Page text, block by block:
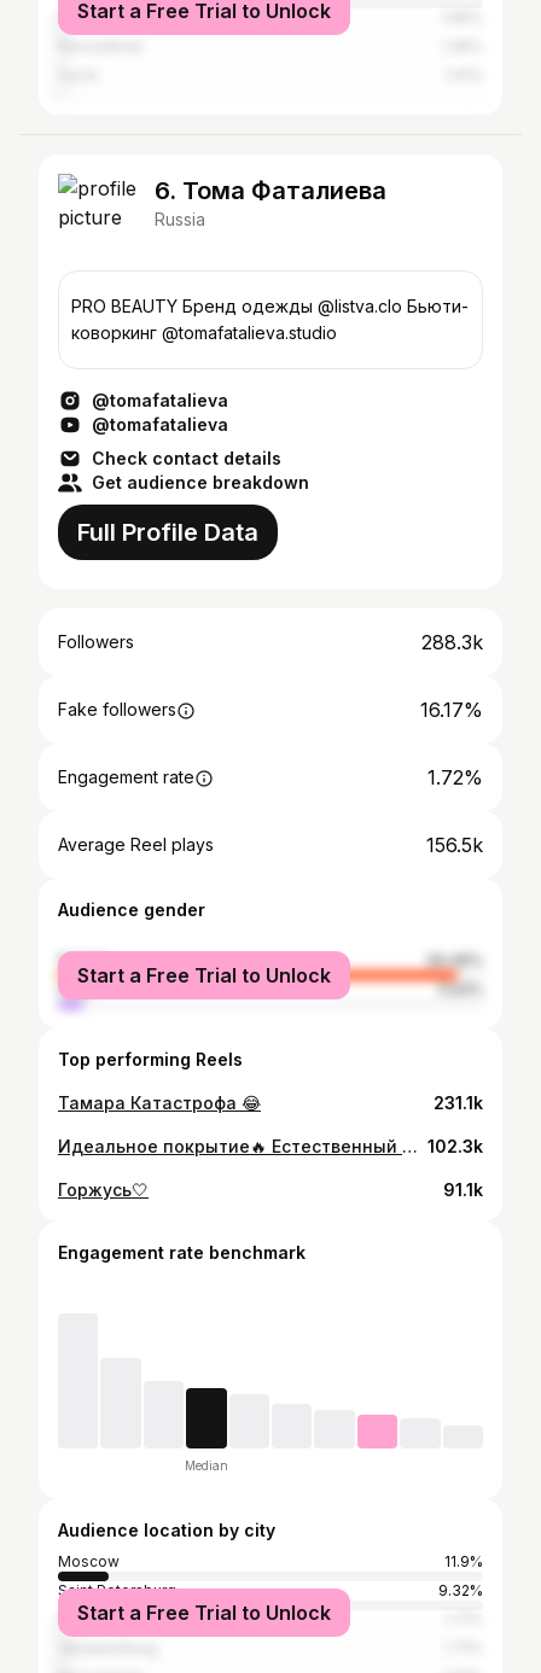
Krasnodar
Start a Free Trial to Unlock
6. Тома Фаталиева
Russia
PRO BEAUTY Бренд одежды @listva.clo Бьюти-
коворкинг @tomafatalieva.studio
@tomafatalieva
@tomafatalieva
Check contact details
Get audience breakdown
Full Profile Data
Followers 288.3k
Fake followers 16.17%
Engagement rate 1.72%
Average Reel plays 156.5k
Audience gender
female
94.46%
male
5.54%
Start a Free Trial to Unlock
Top performing Reels
Тамара Катастрофа 😂 231.1k
Идеальное покрытие🔥 Естественный финиш, хорошая кроющая способность, не сушит, spf 50, сменный блок 😱 то есть вы покупаете сразу 2шт - это все кушон THIM luminous skin У меня оттенок 25 102.3k
Горжусь🤍 91.1k
Engagement rate benchmark
Median
Audience location by city
Moscow
11.9%
Saint Petersburg
9.32%
Krasnodar
Start a Free Trial to Unlock